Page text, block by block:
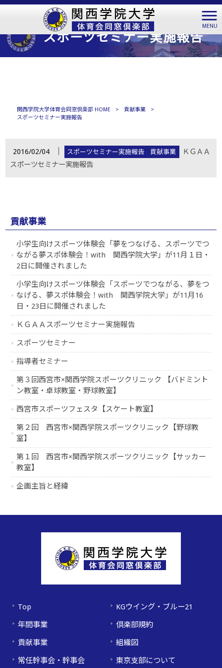
MENU
スポーツセミナー実施報告
関西学院大学体育会同窓倶楽部 HOME > 貢献事業
>
スポーツセミナー実施報告
2016/02/04 スポーツセミナー実施報告 貢献事業
ＫＧＡＡ
スポーツセミナー実施報告
貢献事業
小学生向けスポーツ体験会「夢をつなげる、スポーツでつ
ながる夢スポ体験会！with 関西学院大学」が11月１日・
2日に開催されました
小学生向けスポーツ体験会「スポーツでつながる、夢をつ
なげる、夢スポ体験会！with 関西学院大学」が11月16
日・23日に開催されました
ＫＧＡＡスポーツセミナー実施報告
スポーツセミナー
指導者セミナー
第３回西宮市×関西学院スポーツクリニック 【バドミント
ン教室・卓球教室・野球教室】
西宮市スポーツフェスタ【スケート教室】
第２回 西宮市×関西学院スポーツクリニック【野球教
室】
第１回 西宮市×関西学院スポーツクリニック【サッカー
教室】
企画主旨と経緯
Top
年間事業
貢献事業
常任幹事会・幹事会
KGウイング・ブルー21
倶楽部規約
組織図
東京支部について